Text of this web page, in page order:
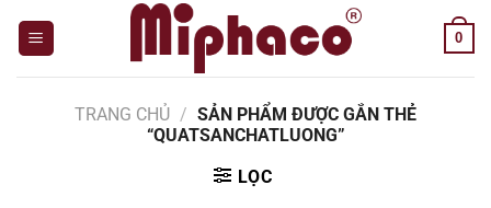
0
TRANG CHỦ / SẢN PHẨM ĐƯỢC GẮN THẺ
“QUATSANCHATLUONG”
LỌC